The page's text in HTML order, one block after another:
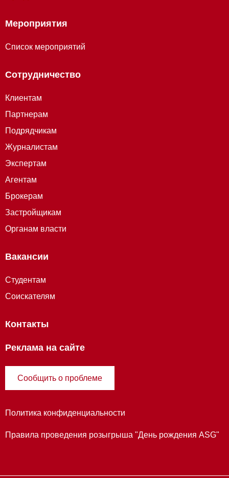
Мероприятия
Список мероприятий
Сотрудничество
Клиентам
Партнерам
Подрядчикам
Журналистам
Экспертам
Агентам
Брокерам
Застройщикам
Органам власти
Вакансии
Студентам
Соискателям
Контакты
Реклама на сайте
Сообщить о проблеме
Политика конфиденциальности
Правила проведения розыгрыша "День рождения ASG"